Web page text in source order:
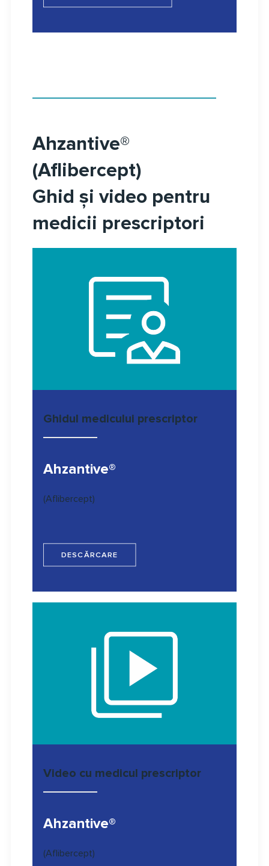
Ahzantive®
(Aflibercept)
Ghid și video pentru
medicii prescriptori
Ghidul medicului prescriptor
Ahzantive®
(Aflibercept)
DESCĂRCARE
Video cu medicul prescriptor
Ahzantive®
(Aflibercept)